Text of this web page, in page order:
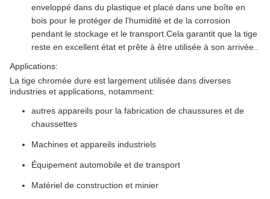
enveloppé dans du plastique et placé dans une boîte en
bois pour le protéger de l'humidité et de la corrosion
pendant le stockage et le transport.Cela garantit que la tige
reste en excellent état et prête à être utilisée à son arrivée..
Applications:
La tige chromée dure est largement utilisée dans diverses
industries et applications, notamment:
autres appareils pour la fabrication de chaussures et de
chaussettes
Machines et appareils industriels
Équipement automobile et de transport
Matériel de construction et minier